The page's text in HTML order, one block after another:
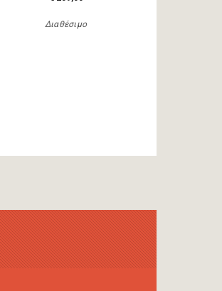
Διαθέσιμο